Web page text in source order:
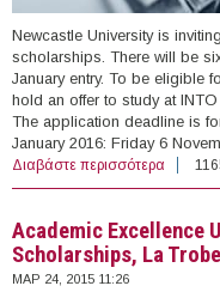
Newcastle University is
scholarships. There will be
January entry. To be eligible
hold an offer to study at INTO
The application deadline is
January 2016: Friday 6
Διαβάστε περισσότερα για
Academic Excellence
Scholarships, La
ΜΑΡ 24, 2015 11:26